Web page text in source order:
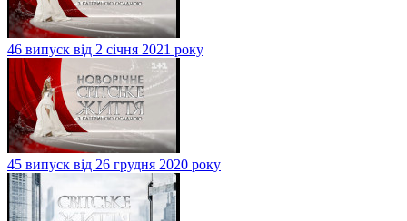
46 випуск від 2 січня 2021 року
45 випуск від 26 грудня 2020 року